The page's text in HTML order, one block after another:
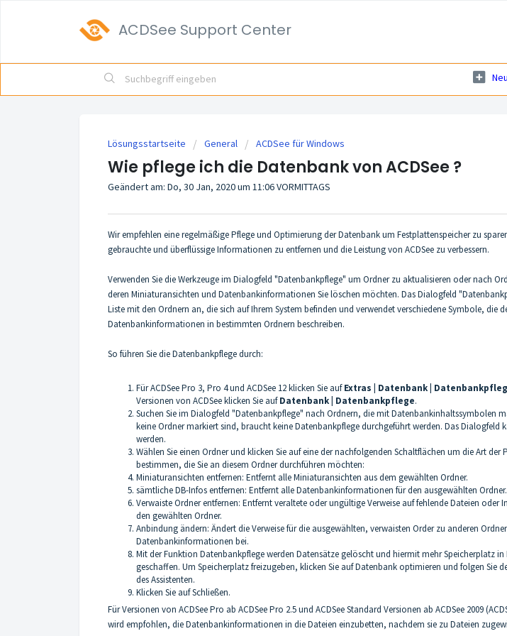
ACDSee Support Center
Lösungsstartseite General ACDSee für Windows
Wie pflege ich die Datenbank von ACDSee ?
Geändert am: Do, 30 Jan, 2020 um 11:06 VORMITTAGS
Wir empfehlen eine regelmäßige Pflege und Optimierung der Datenbank um Festplattenspeicher zu
gebrauchte und überflüssige Informationen zu entfernen und die Leistung von ACDSee zu verbessern.
Verwenden Sie die Werkzeuge im Dialogfeld "Datenbankpflege" um Ordner zu aktualisieren oder nach
deren Miniaturansichten und Datenbankinformationen Sie löschen möchten. Das Dialogfeld
Liste mit den Ordnern an, die sich auf Ihrem System befinden und verwendet verschiedene Symbole, die
Datenbankinformationen in bestimmten Ordnern beschreiben.
So führen Sie die Datenbankpflege durch:
Für ACDSee Pro 3, Pro 4 und ACDSee 12 klicken Sie aufExtras | Datenbank |
Versionen von ACDSee klicken Sie aufDatenbank | Datenbankpflege.
Suchen Sie im Dialogfeld "Datenbankpflege" nach Ordnern, die mit Datenbankinhaltssymbolen
keine Ordner markiert sind, braucht keine Datenbankpflege durchgeführt werden. Das Dialogfeld
werden.
Wählen Sie einen Ordner und klicken Sie auf eine der nachfolgenden Schaltflächen um die Art der
bestimmen, die Sie an diesem Ordner durchführen möchten:
Miniaturansichten entfernen: Entfernt alle Miniaturansichten aus dem gewählten Ordner.
sämtliche DB-Infos entfernen: Entfernt alle Datenbankinformationen für den ausgewählten Ordner.
Verwaiste Ordner entfernen: Entfernt veraltete oder ungültige Verweise auf fehlende Dateien oder
den gewählten Ordner.
Anbindung ändern: Ändert die Verweise für die ausgewählten, verwaisten Order zu anderen
Datenbankinformationen bei.
Mit der Funktion Datenbankpflege werden Datensätze gelöscht und hiermit mehr Speicherplatz
geschaffen. Um Speicherplatz freizugeben, klicken Sie auf Datenbank optimieren und folgen Sie
des Assistenten.
Klicken Sie auf Schließen.
Für Versionen von ACDSee Pro ab ACDSee Pro 2.5 und ACDSee Standard Versionen ab ACDSee 2009
wird empfohlen, die Datenbankinformationen in die Dateien einzubetten, nachdem sie zu Dateien